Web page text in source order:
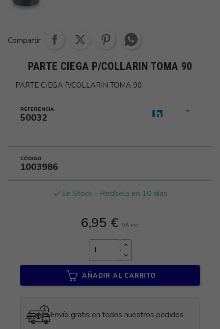
Compartir
PARTE CIEGA P/COLLARIN TOMA 90
PARTE CIEGA P/COLLARIN TOMA 90
REFERENCIA
50032
CÓDIGO
1003986
done En Stock - Recíbelo en 10 días
6,95 € IVA inc.
AÑADIR AL CARRITO
Envío gratis en todos nuestros pedidos